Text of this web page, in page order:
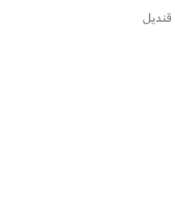
قنديل